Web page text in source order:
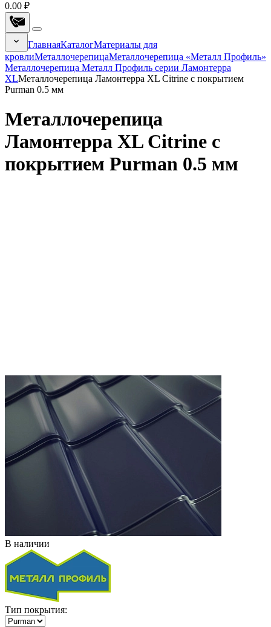
0.00 ₽
ГлавнаяКаталогМатериалы для
кровлиМеталлочерепицаМеталлочерепица «Металл Профиль»
Металлочерепица Металл Профиль серии Ламонтерра
XLМеталлочерепица Ламонтерра XL Citrine с покрытием
Purman 0.5 мм
Металлочерепица
Ламонтерра XL Citrine с
покрытием Purman 0.5 мм
В наличии
Тип покрытия: